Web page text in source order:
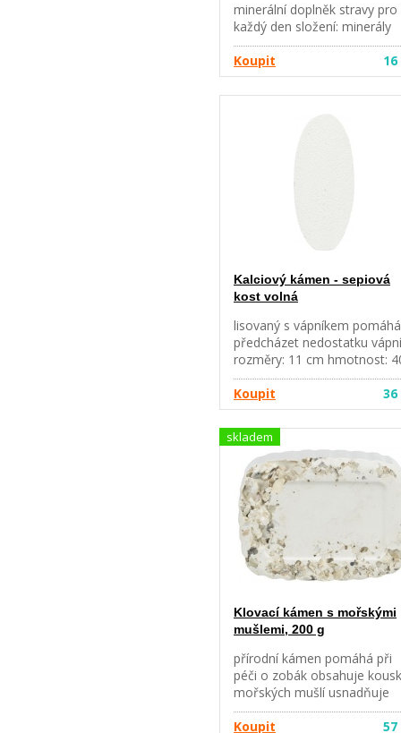
minerální doplněk stravy pro
každý den složení: minerály
99%, sušená jablka 1%
hmotnost: 35 g obsah bal.: 2
Koupit 16
Kalciový kámen - sepiová
kost volná
lisovaný s vápníkem pomáhá
předcházet nedostatku
rozměry: 11 cm hmotnost:
Koupit
36
skladem
Klovací kámen s mořskými
mušlemi, 200 g
přírodní kámen pomáhá při
péči o zobák obsahuje
mořských mušlí usnadňuje
přepeření určeno pro
papoušky
Koupit 57